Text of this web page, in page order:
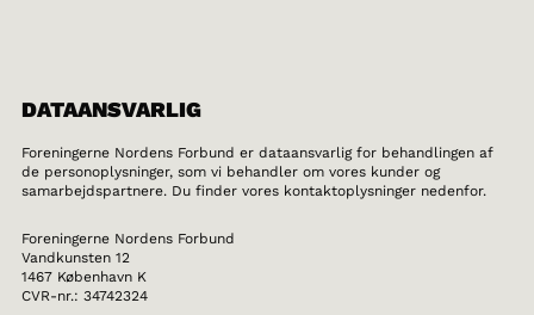
DATAANSVARLIG
Foreningerne Nordens Forbund er dataansvarlig for behandlingen af
de personoplysninger, som vi behandler om vores kunder og
samarbejdspartnere. Du finder vores kontaktoplysninger nedenfor.
Foreningerne Nordens Forbund
Vandkunsten 12
1467 København K
CVR-nr.: 34742324